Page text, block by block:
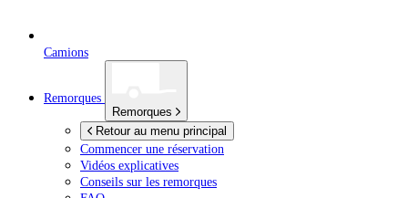
Camions
Remorques
Remorques
Retour au menu principal
Commencer une réservation
Vidéos explicatives
Conseils sur les remorques